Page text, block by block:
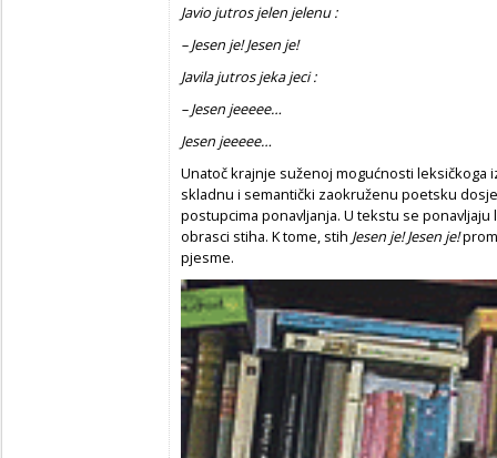
Javio jutros jelen jelenu :
– Jesen je! Jesen je!
Javila jutros jeka jeci :
– Jesen jeeeee…
Jesen jeeeee…
Unatoč krajnje suženoj mogućnosti leksičkoga
skladnu i semantički zaokruženu poetsku
postupcima ponavljanja. U tekstu se
obrasci stiha. K tome, stih Jesen je! Jesen je!
pjesme.